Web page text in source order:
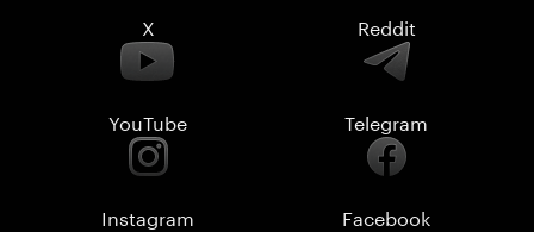
X Reddit
YouTube Telegram
Instagram Facebook